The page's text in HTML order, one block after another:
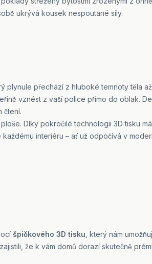
ukrývá kousek nespoutané síly.
přechází z hluboké temnoty těla
vznést z vaší police přímo do oblak.
čtení.
Díky pokročilé technologii 3D tisku
interiéru – ať už odpočívá v
špičkového 3D tisku , který nám
že k vám domů dorazí skutečně